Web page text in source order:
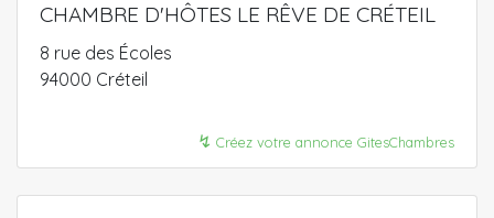
CHAMBRE D'HÔTES LE RÊVE DE CRÉTEIL
8 rue des Écoles
94000 Créteil
↯ Créez votre annonce GitesChambres